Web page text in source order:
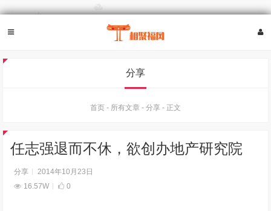
分享
首页 - 所有文章 - 分享 - 正文
任志强退而不休，欲创办地产研究院
分享
2014年10月23日
16.57W
0